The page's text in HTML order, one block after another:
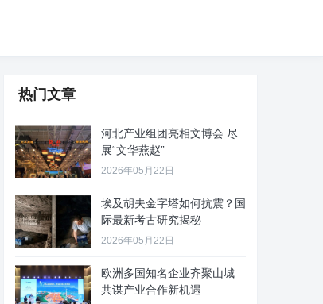
热门文章
河北产业组团亮相文博会 尽
展“文华燕赵”
2026年05月22日
埃及胡夫金字塔如何抗震？国
际最新考古研究揭秘
2026年05月22日
欧洲多国知名企业齐聚山城
共谋产业合作新机遇